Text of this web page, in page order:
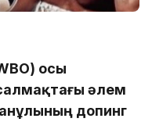
осы
әлем
допинг